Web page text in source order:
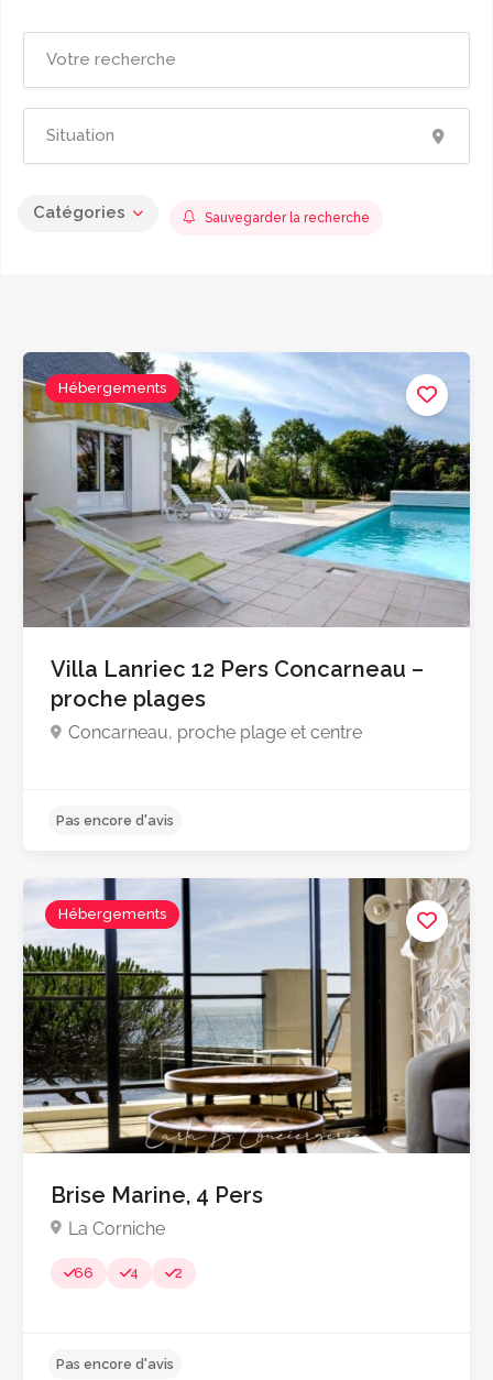
Catégories Sauvegarder la recherche
Hébergements
Villa Lanriec 12 Pers Concarneau –
proche plages
Concarneau, proche plage et centre
Pas encore d'avis
Hébergements
Brise Marine, 4 Pers
La Corniche
66 4 2